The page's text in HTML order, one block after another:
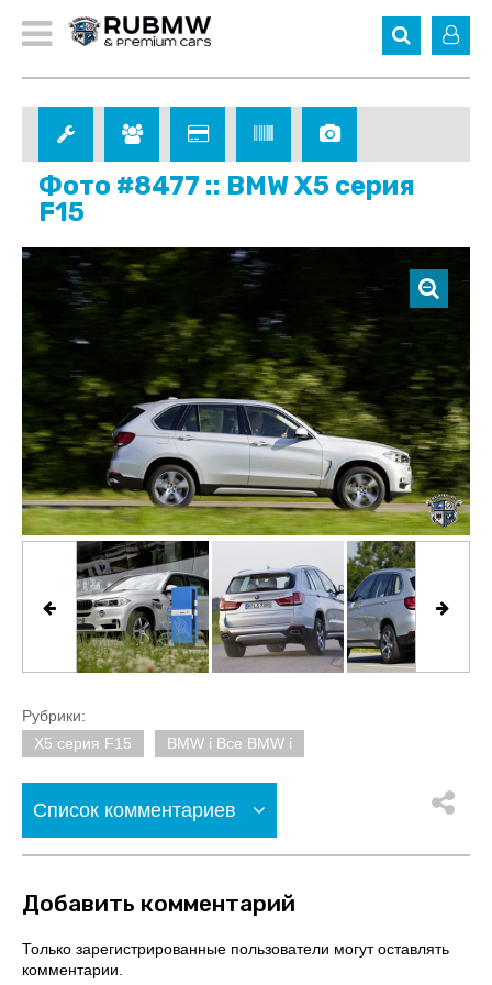
Фото #8477 :: BMW X5 серия
F15
Рубрики:
X5 серия F15
BMW i Все BMW i
Список комментариев
Добавить комментарий
Только зарегистрированные пользователи могут оставлять
комментарии.